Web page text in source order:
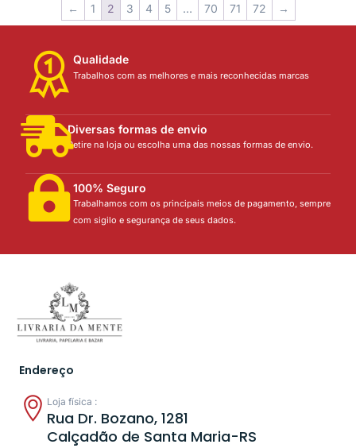
← 1 2 3 4 5 … 70 71 72 →
Qualidade
Trabalhos com as melhores e mais reconhecidas marcas
Diversas formas de envio
Retire na loja ou escolha uma das nossas formas de envio.
100% Seguro
Trabalhamos com os principais meios de pagamento, sempre
com sigilo e segurança de seus dados.
Endereço
Loja física :
Rua Dr. Bozano, 1281
Calçadão de Santa Maria-RS